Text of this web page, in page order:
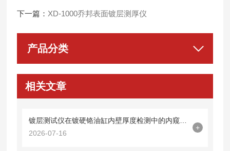
下一篇： XD-1000乔邦表面镀层测厚仪
产品分类
相关文章
2026-07-16
+